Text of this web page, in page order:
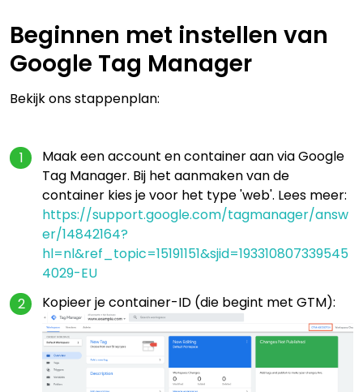
Beginnen met instellen van
Google Tag Manager
Bekijk ons stappenplan:
Maak een account en container aan via Google
Tag Manager. Bij het aanmaken van de
container kies je voor het type 'web'. Lees meer:
https://support.google.com/tagmanager/answ
er/14842164?
hl=nl&ref_topic=15191151&sjid=193310807339545
4029-EU
Kopieer je container-ID (die begint met GTM):